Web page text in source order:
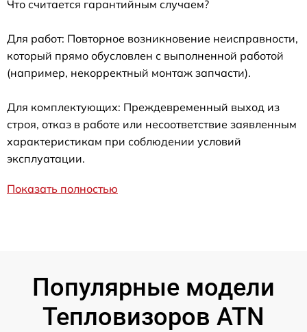
Что считается гарантийным случаем?
Для работ: Повторное возникновение неисправности,
который прямо обусловлен с выполненной работой
(например, некорректный монтаж запчасти).
Для комплектующих: Преждевременный выход из
строя, отказ в работе или несоответствие заявленным
характеристикам при соблюдении условий
эксплуатации.
Показать полностью
Популярные модели
Тепловизоров ATN